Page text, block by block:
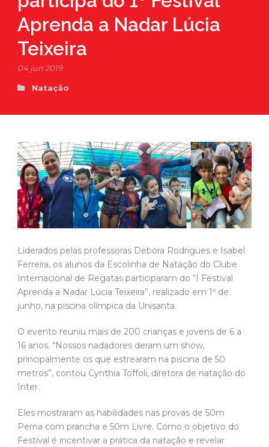
Aprenda a Nadar Lúcia
Teixeira
04 jun 2019
Natação
Liderados pelas professoras Debora Rodrigues e Isabel
Ferreira, os alunos da Escolinha de Natação do Clube
Internacional de Regatas participaram do “I Festival
Aprenda a Nadar Lúcia Teixeira”, realizado em 1º de
junho, na piscina olímpica da Unisanta.
O evento reuniu mais de 200 crianças e jovens de 6 a
16 anos. “Nossos nadadores deram um show,
principalmente os que estrearam na piscina de 50
metros”, contou Cynthia Toffoli, diretora de natação do
Inter.
Eles mostraram as habilidades nas provas de 50m
Perna com prancha e 50m Livre. Como o objetivo do
Festival é incentivar a prática da natação e revelar